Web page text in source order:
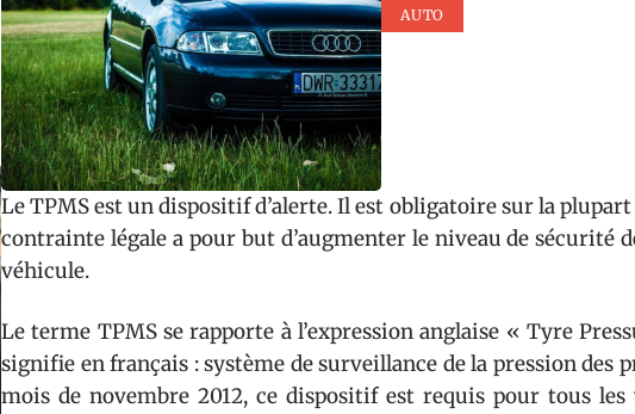
AUTO
Le TPMS est un dispositif d’alerte. Il est obligatoire sur la
contrainte légale a pour but d’augmenter le niveau de sécurité
véhicule.
Le terme TPMS se rapporte à l’expression anglaise « Tyre
signifie en français : système de surveillance de la pression des
mois de novembre 2012, ce dispositif est requis pour tous